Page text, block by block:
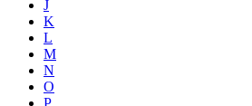
J
K
L
M
N
O
P